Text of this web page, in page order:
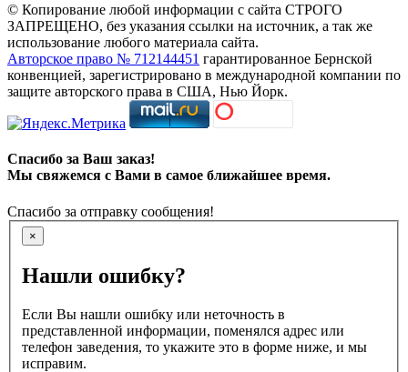
© Копирование любой информации с сайта СТРОГО
ЗАПРЕЩЕНО, без указания ссылки на источник, а так же
использование любого материала сайта.
Авторское право № 712144451 гарантированное Бернской
конвенцией, зарегистрировано в международной компании по
защите авторского права в США, Нью Йорк.
Спасибо за Ваш заказ!
Мы свяжемся с Вами в самое ближайшее время.
Спасибо за отправку сообщения!
×
Нашли ошибку?
Если Вы нашли ошибку или неточность в
представленной информации, поменялся адрес или
телефон заведения, то укажите это в форме ниже, и мы
исправим.